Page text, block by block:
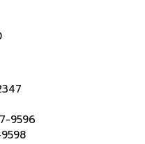
9596